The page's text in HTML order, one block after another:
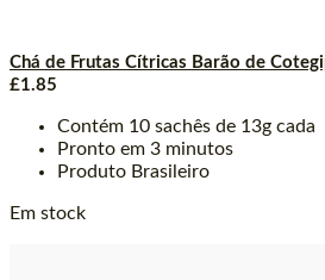
Chá de Frutas Cítricas Barão de
£1.85
Contém 10 sachês de 13g cada
Pronto em 3 minutos
Produto Brasileiro
Em stock